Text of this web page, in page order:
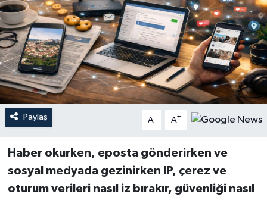
Paylaş A- A+
Haber okurken, eposta gönderirken ve
sosyal medyada gezinirken IP, çerez ve
oturum verileri nasıl iz bırakır, güvenliği nasıl
YEREL